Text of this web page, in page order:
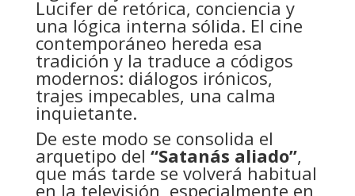
Lucifer de retórica, conciencia y
una lógica interna sólida. El cine
contemporáneo hereda esa
tradición y la traduce a códigos
modernos: diálogos irónicos,
trajes impecables, una calma
inquietante.
De este modo se consolida el
arquetipo del “Satanás aliado”,
que más tarde se volverá habitual
en la televisión, especialmente en